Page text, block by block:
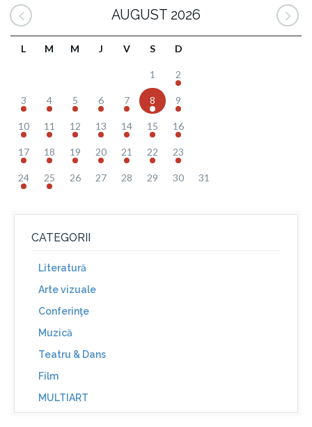
AUGUST 2026
L M M J V S D
1 2
3 4 5 6 7 8 9
10 11 12 13 14 15 16
17 18 19 20 21 22 23
24 25 26 27 28 29 30 31
CATEGORII
Literatură
Arte vizuale
Conferinţe
Muzică
Teatru & Dans
Film
MULTIART